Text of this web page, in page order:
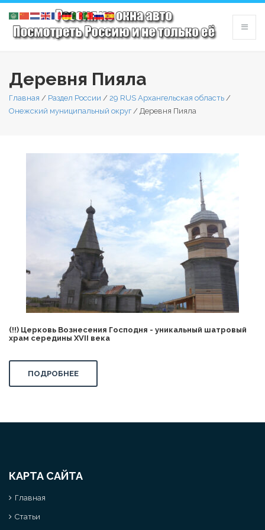
Деревня Пияла
Главная / Раздел России / 29 RUS Архангельская область /
Онежский муниципальный округ / Деревня Пияла
(!!) Церковь Вознесения Господня - уникальный шатровый
храм середины XVII века
ПОДРОБНЕЕ
КАРТА САЙТА
Главная
Статьи